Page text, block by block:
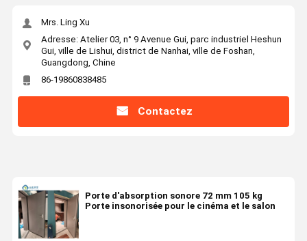
Mrs. Ling Xu
Adresse: Atelier 03, n° 9 Avenue Gui, parc industriel Heshun
Gui, ville de Lishui, district de Nanhai, ville de Foshan,
Guangdong, Chine
86-19860838485
Contactez
Porte d'absorption sonore 72 mm 105 kg
Porte insonorisée pour le cinéma et le salon